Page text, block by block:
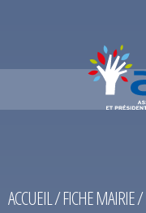
ACCUEIL/FICHE MAIRIE/